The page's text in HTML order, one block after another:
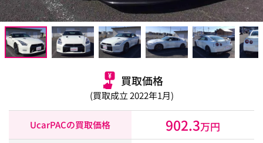
買取価格
(買取成立 2022年1月)
UcarPACの買取価格 902.3万円